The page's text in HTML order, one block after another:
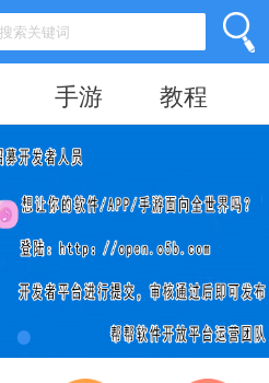
手游 教程